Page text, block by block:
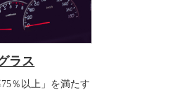
ラス
％以上」を満たす